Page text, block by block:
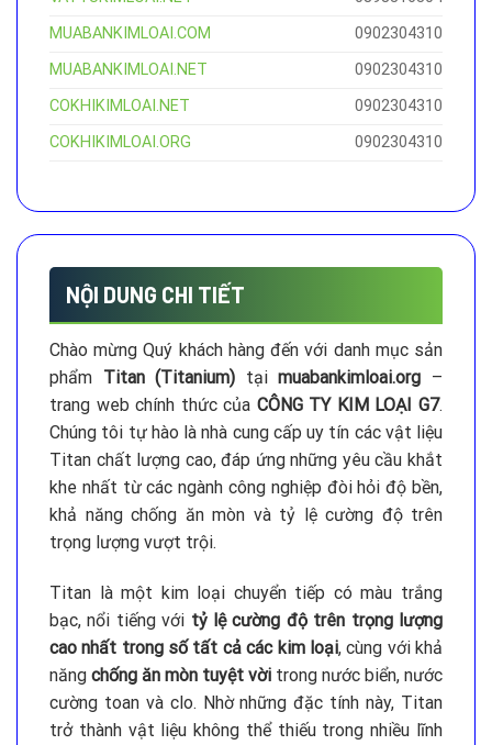
MUABANKIMLOAI.COM
0902304310
MUABANKIMLOAI.NET
0902304310
COKHIKIMLOAI.NET
0902304310
COKHIKIMLOAI.ORG
0902304310
NỘI DUNG CHI TIẾT
Chào mừng Quý khách hàng đến với danh mục sản
phẩm Titan (Titanium) tạimuabankimloai.org –
trang web chính thức của CÔNG TY KIM LOẠI G7.
Chúng tôi tự hào là nhà cung cấp uy tín các vật liệu
Titan chất lượng cao, đáp ứng những yêu cầu khắt
khe nhất từ các ngành công nghiệp đòi hỏi độ bền,
khả năng chống ăn mòn và tỷ lệ cường độ trên
trọng lượng vượt trội.
Titan là một kim loại chuyển tiếp có màu trắng
bạc, nổi tiếng với tỷ lệ cường độ trên trọng lượng
cao nhất trong số tất cả các kim loại, cùng với khả
năng chống ăn mòn tuyệt vời trong nước biển, nước
cường toan và clo. Nhờ những đặc tính này, Titan
trở thành vật liệu không thể thiếu trong nhiều lĩnh